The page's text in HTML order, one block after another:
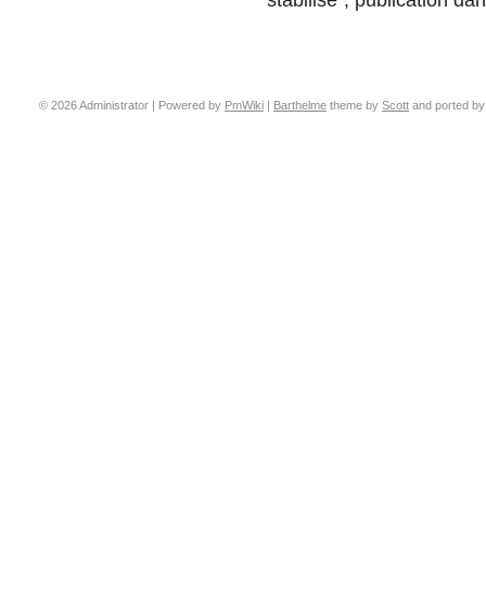
© 2026 Administrator | Powered by PmWiki | Barthelme theme by Scott and ported